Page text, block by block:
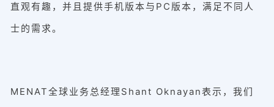
直观有趣，并且提供手机版本与PC版本，满足不同人
士的需求。
MENAT全球业务总经理Shant Oknayan表示，我们